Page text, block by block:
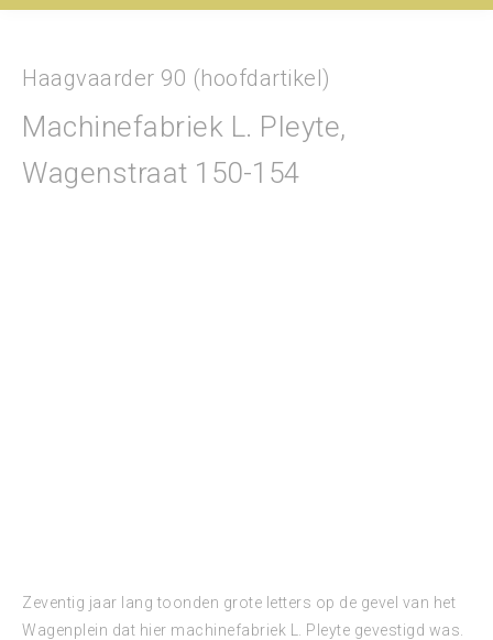
Haagvaarder 90 (hoofdartikel)
Machinefabriek L. Pleyte,
Wagenstraat 150-154
Zeventig jaar lang toonden grote letters op de gevel van het
Wagenplein dat hier machinefabriek L. Pleyte gevestigd was.